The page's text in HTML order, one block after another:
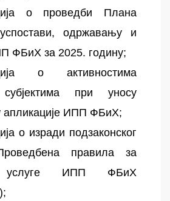
о проведби Плана
одржавању и
ФБиХ за 2025. годину;
о активностима
при уносу
апликације ИПП ФБиХ;
о изради подзаконског
правила за
услуге ИПП ФБиХ